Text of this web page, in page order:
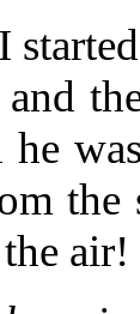
air!